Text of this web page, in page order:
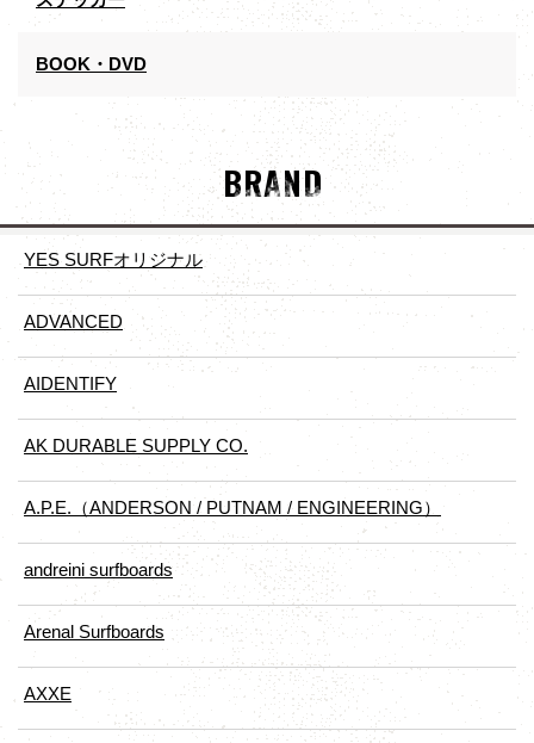
BOOK・DVD
BRAND
YES SURFオリジナル
ADVANCED
AIDENTIFY
AK DURABLE SUPPLY CO.
A.P.E.（ANDERSON / PUTNAM / ENGINEERING）
andreini surfboards
Arenal Surfboards
AXXE